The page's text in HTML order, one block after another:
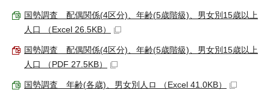
国勢調査 配偶関係(4区分)、年齢(5歳階級)、男女別15歳以上
人口 （Excel 26.5KB）
国勢調査 配偶関係(4区分)、年齢(5歳階級)、男女別15歳以上
人口 （PDF 27.5KB）
国勢調査 年齢(各歳)、男女別人ロ （Excel 41.0KB）